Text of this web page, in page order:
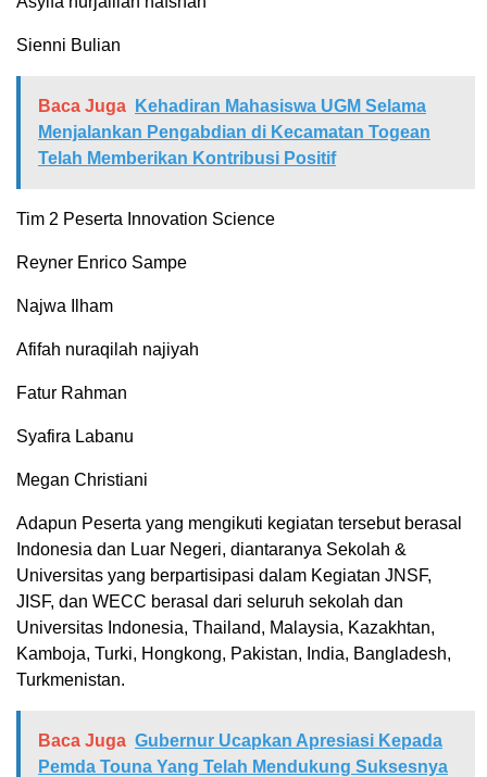
⁠Sienni Bulian
Baca Juga
Kehadiran Mahasiswa UGM Selama
Menjalankan Pengabdian di Kecamatan Togean
Telah Memberikan Kontribusi Positif
Tim 2 Peserta Innovation Science
Reyner Enrico Sampe
⁠Najwa Ilham
⁠Afifah nuraqilah najiyah
⁠Fatur Rahman
⁠Syafira Labanu
⁠Megan Christiani
Adapun Peserta yang mengikuti kegiatan tersebut berasal
Indonesia dan Luar Negeri, diantaranya Sekolah &
Universitas yang berpartisipasi dalam Kegiatan JNSF,
JISF, dan WECC berasal dari seluruh sekolah dan
Universitas Indonesia, Thailand, Malaysia, Kazakhtan,
Kamboja, Turki, Hongkong, Pakistan, India, Bangladesh,
Turkmenistan.
Baca Juga Gubernur Ucapkan Apresiasi Kepada
Pemda Touna Yang Telah Mendukung Suksesnya